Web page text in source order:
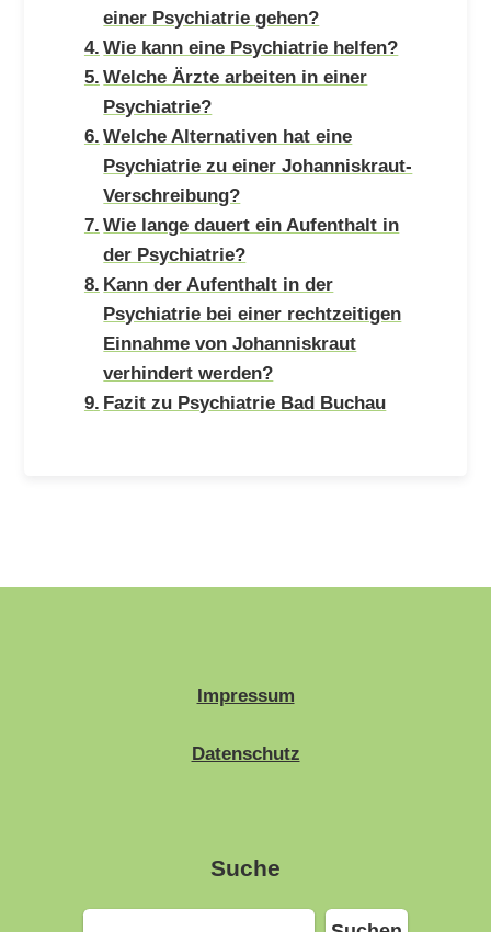
einer Psychiatrie gehen?
Wie kann eine Psychiatrie helfen?
Welche Ärzte arbeiten in einer
Psychiatrie?
Welche Alternativen hat eine
Psychiatrie zu einer Johanniskraut-
Verschreibung?
Wie lange dauert ein Aufenthalt in
der Psychiatrie?
Kann der Aufenthalt in der
Psychiatrie bei einer rechtzeitigen
Einnahme von Johanniskraut
verhindert werden?
Fazit zu Psychiatrie Bad Buchau
Impressum
Datenschutz
Suche
Suchen